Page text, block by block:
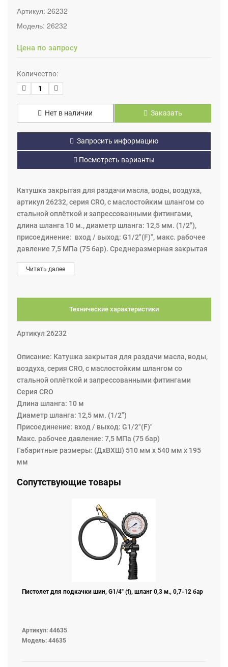
Артикул: 26232
Модель: 26232
Цена по запросу
Количество:
Нет в наличии Заказать
Запросить информацию
Посмотреть варианты
Катушка закрытая для раздачи масла, воды, воздуха,
артикул 26232, серия CRO, с маслостойким шлангом со
стальной оплёткой и запрессованными фитингами,
длина шланга 10 м., диаметр шланга: 12,5 мм. (1/2"),
присоединение: вход / выход: G1/2"(F)", макс. рабочее
давление 7,5 МПа (75 бар). Среднеразмерная закрытая
шланговая катушка для различных типов рабочей
среды. Катушку можно крепить к потолку, к стене или к
для монтажа в других местах установки.
Читать далее
Технические характеристики
Артикул 26232
Описание: Катушка закрытая для раздачи масла, воды,
воздуха, серия CRO, с маслостойким шлангом со
стальной оплёткой и запрессованными фитингами
Серия CRO
Длина шланга: 10 м
Диаметр шланга: 12,5 мм. (1/2")
Присоединение: вход / выход: G1/2"(F)"
Макс. рабочее давление: 7,5 МПа (75 бар)
Габаритные размеры: (ДхВХШ) 510 мм х 540 мм х 195
мм
Сопутствующие товары
Пистолет для подкачки шин, G1/4" (f), шланг 0,3 м., 0,7-12 бар
Артикул: 44635
Модель: 44635